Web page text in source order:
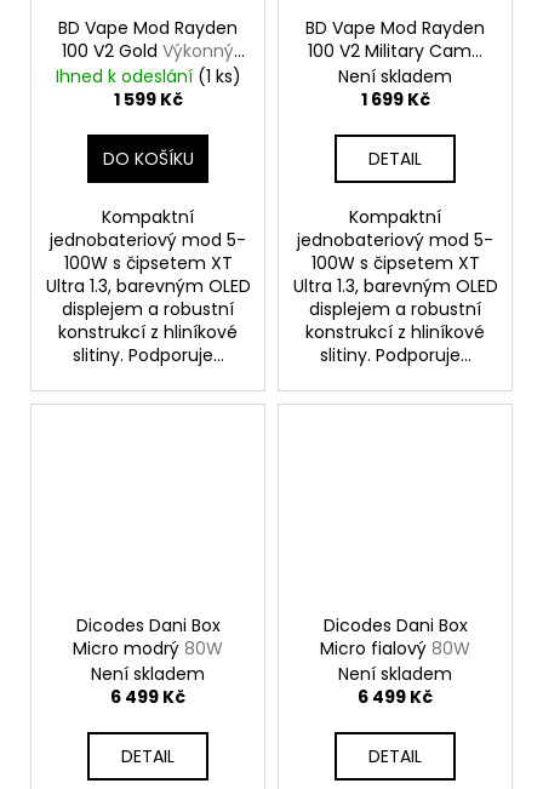
BD Vape Mod Rayden
100 V2 Gold Výkonný
značkový elektronický
Grip
Ihned k odeslání (1 ks)
1 599 Kč
DO KOŠÍKU
Kompaktní
jednobateriový mod 5-
100W s čipsetem XT
Ultra 1.3, barevným OLED
displejem a robustní
konstrukcí z hliníkové
slitiny. Podporuje...
BD Vape Mod Rayden
100 V2 Military Camo
Výkonný značkový
elektronický Grip
Není skladem
1 699 Kč
DETAIL
Kompaktní
jednobateriový mod 5-
100W s čipsetem XT
Ultra 1.3, barevným OLED
displejem a robustní
konstrukcí z hliníkové
slitiny. Podporuje...
Dicodes Dani Box
Micro modrý 80W
Není skladem
6 499 Kč
DETAIL
Dicodes Dani Box
Micro fialový 80W
Není skladem
6 499 Kč
DETAIL